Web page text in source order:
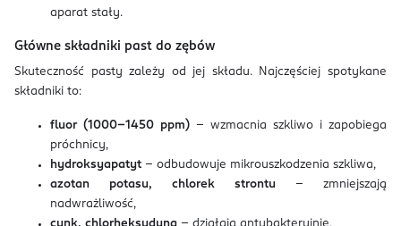
aparat stały.
Główne składniki past do zębów
Skuteczność pasty zależy od jej składu. Najczęściej spotykane
składniki to:
fluor (1000–1450 ppm) – wzmacnia szkliwo i zapobiega
próchnicy,
hydroksyapatyt – odbudowuje mikrouszkodzenia szkliwa,
azotan potasu, chlorek strontu – zmniejszają
nadwrażliwość,